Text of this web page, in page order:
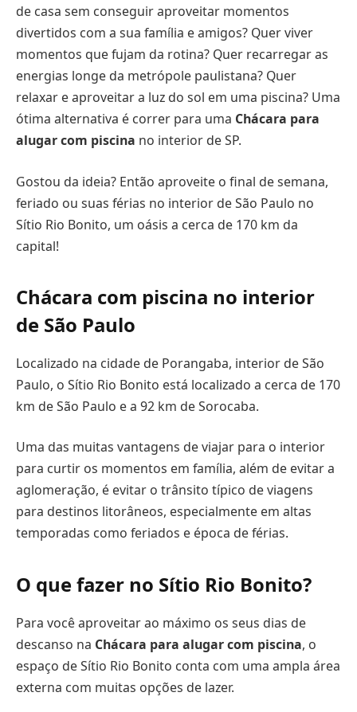
de casa sem conseguir aproveitar momentos
divertidos com a sua família e amigos? Quer viver
momentos que fujam da rotina? Quer recarregar as
energias longe da metrópole paulistana? Quer
relaxar e aproveitar a luz do sol em uma piscina? Uma
ótima alternativa é correr para uma Chácara para
alugar com piscina no interior de SP.
Gostou da ideia? Então aproveite o final de semana,
feriado ou suas férias no interior de São Paulo no
Sítio Rio Bonito, um oásis a cerca de 170 km da
capital!
Chácara com piscina no interior
de São Paulo
Localizado na cidade de Porangaba, interior de São
Paulo, o Sítio Rio Bonito está localizado a cerca de 170
km de São Paulo e a 92 km de Sorocaba.
Uma das muitas vantagens de viajar para o interior
para curtir os momentos em família, além de evitar a
aglomeração, é evitar o trânsito típico de viagens
para destinos litorâneos, especialmente em altas
temporadas como feriados e época de férias.
O que fazer no Sítio Rio Bonito?
Para você aproveitar ao máximo os seus dias de
descanso na Chácara para alugar com piscina, o
espaço de Sítio Rio Bonito conta com uma ampla área
externa com muitas opções de lazer.